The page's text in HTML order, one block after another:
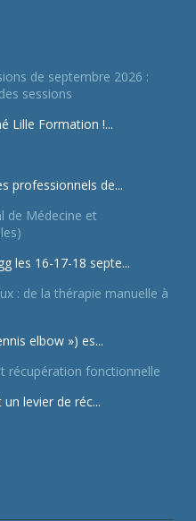
de septembre 2026 :
sessions
Lille Formation !...
professionnels de...
de Médecine et
les 16-17-18 septe...
: de la thérapie manuelle à
elbow ») es...
récupération fonctionnelle
levier de réc...